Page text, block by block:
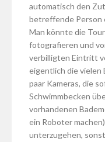
automatisch den
betreffende Person
Man könnte die
fotografieren und
verbilligten Eintritt
eigentlich die vielen
paar Kameras, die
Schwimmbecken
vorhandenen
ein Roboter
unterzugehen,